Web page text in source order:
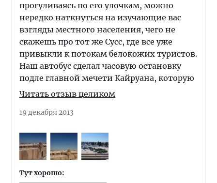
прогуливаясь по его улочкам, можно
нередко наткнуться на изучающие вас
взгляды местного населения, чего не
скажешь про тот же Сусс, где все уже
привыкли к потокам белокожих туристов.
Наш автобус сделал часовую остановку
подле главной мечети Кайруана, которую
Читать отзыв целиком
19 декабря 2013
Тут хорошо: